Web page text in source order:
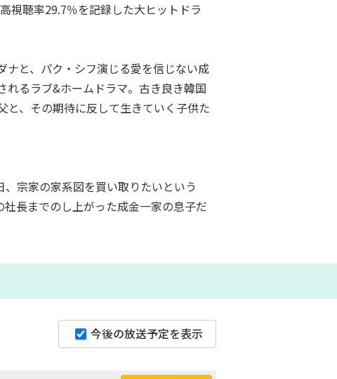
視聴率29.7％を記録した大ヒットドラ
と、パク・シフ演じる愛を信じない成
るラブ&ホームドラマ。古き良き韓国
、その期待に反して生きていく子供た
宗家の家系図を買い取りたいという
長までのし上がった成金一家の息子だ
今後の放送予定を表示